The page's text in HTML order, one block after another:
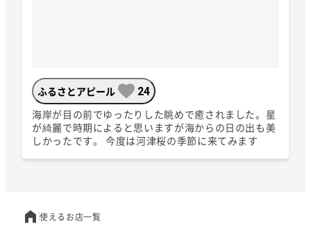
ふるさとアピール 24
海岸が目の前でゆったりした眺めで癒されました。星
が綺麗で時期によると思いますが海からの日の出も美
しかったです。 今度は河津桜の季節に来てみます
使えるお店一覧